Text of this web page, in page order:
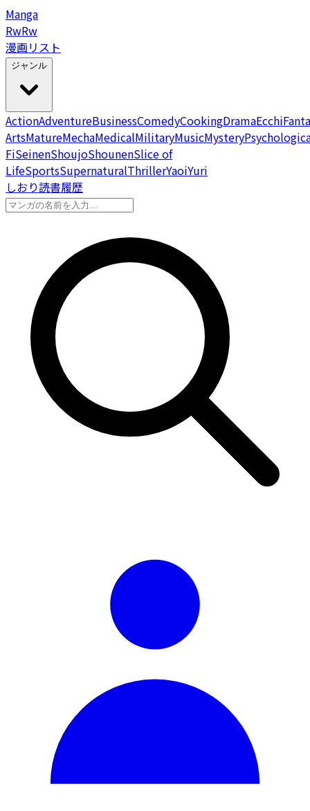
Manga
RwRw
漫画リスト
ジャンル
ActionAdventureBusinessComedyCookingDramaEcchi
ArtsMatureMechaMedicalMilitaryMusicMystery
FiSeinenShoujoShounenSlice of
LifeSportsSupernaturalThrillerYaoiYuri
しおり読書履歴